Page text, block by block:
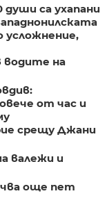
са ухапани
усложнение,
водите на
от час и
срещу Джани
валежи и
още пет